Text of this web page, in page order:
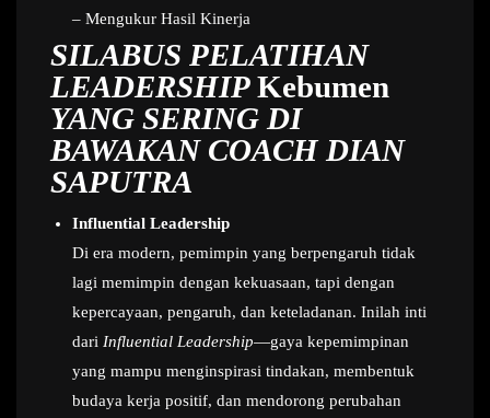
– Mengukur Hasil Kinerja
SILABUS PELATIHAN
LEADERSHIPKebumen
YANG SERING DI
BAWAKAN COACH DIAN
SAPUTRA
Influential Leadership
Di era modern, pemimpin yang berpengaruh tidak
lagi memimpin dengan kekuasaan, tapi dengan
kepercayaan, pengaruh, dan keteladanan. Inilah inti
dari Influential Leadership—gaya kepemimpinan
yang mampu menginspirasi tindakan, membentuk
budaya kerja positif, dan mendorong perubahan